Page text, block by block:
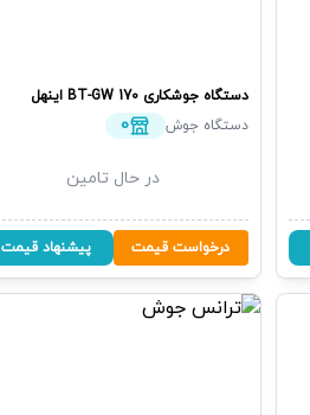
دستگاه جوشکاری BT-GW 170 اینهل
دستگاه جوش
0
در حال تامین
درخواست قیمت پیشنهاد قیمت